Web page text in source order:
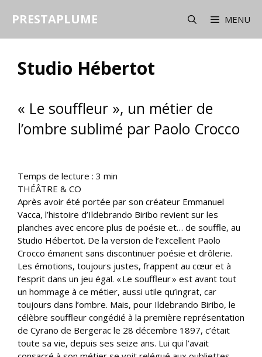
PRESTAPLUME MENU
Studio Hébertot
« Le souffleur », un métier de
l’ombre sublimé par Paolo Crocco
Temps de lecture : 3 min
THÉÂTRE & CO
Après avoir été portée par son créateur Emmanuel
Vacca, l’histoire d’Ildebrando Biribo revient sur les
planches avec encore plus de poésie et… de souffle, au
Studio Hébertot. De la version de l’excellent Paolo
Crocco émanent sans discontinuer poésie et drôlerie.
Les émotions, toujours justes, frappent au cœur et à
l’esprit dans un jeu égal. « Le souffleur » est avant tout
un hommage à ce métier, aussi utile qu’ingrat, car
toujours dans l’ombre. Mais, pour Ildebrando Biribo, le
célèbre souffleur congédié à la première représentation
de Cyrano de Bergerac le 28 décembre 1897, c’était
toute sa vie, depuis ses seize ans. Lui qui l’avait